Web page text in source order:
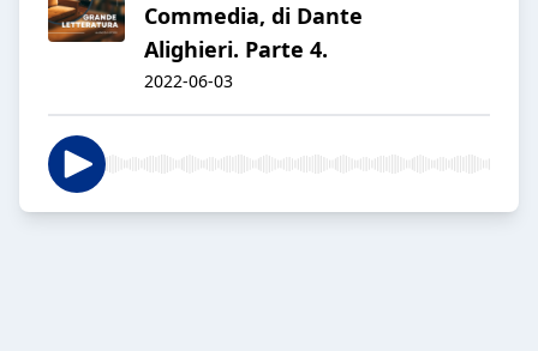
Commedia, di Dante
Alighieri. Parte 4.
2022-06-03